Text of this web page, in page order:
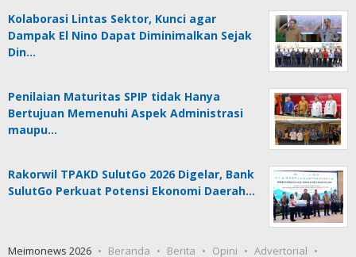
Kolaborasi Lintas Sektor, Kunci agar
Dampak El Nino Dapat Diminimalkan Sejak
Din…
Penilaian Maturitas SPIP tidak Hanya
Bertujuan Memenuhi Aspek Administrasi
maupu…
Rakorwil TPAKD SulutGo 2026 Digelar, Bank
SulutGo Perkuat Potensi Ekonomi Daerah…
Meimonews 2026 Beranda Berita Opini Advertorial